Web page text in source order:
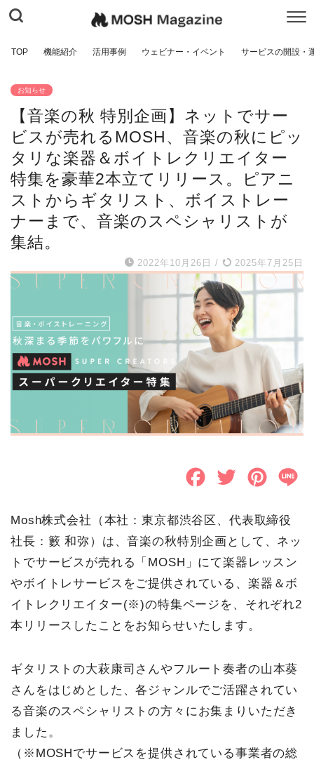
TOP 機能紹介 活用事例 ウェビナー・イベント サービスの開設・
お知らせ
【音楽の秋 特別企画】ネットでサー
ビスが売れるMOSH、音楽の秋にピッ
タリな楽器＆ボイトレクリエイター
特集を豪華2本立てリリース。ピアニ
ストからギタリスト、ボイストレー
ナーまで、音楽のスペシャリストが
集結。
2022年10月26日 / 2025年7月25日
c
b
o
o
i
r
n
e
r
Mosh株式会社（本社：東京都渋谷区、代表取締役
社長：籔 和弥）は、音楽の秋特別企画として、ネッ
トでサービスが売れる「MOSH」にて楽器レッスン
やボイトレサービスをご提供されている、楽器＆ボ
イトレクリエイター(※)の特集ページを、それぞれ2
本リリースしたことをお知らせいたします。
ギタリストの大萩康司さんやフルート奏者の山本葵
さんをはじめとした、各ジャンルでご活躍されてい
る音楽のスペシャリストの方々にお集まりいただき
ました。
（※MOSHでサービスを提供されている事業者の総